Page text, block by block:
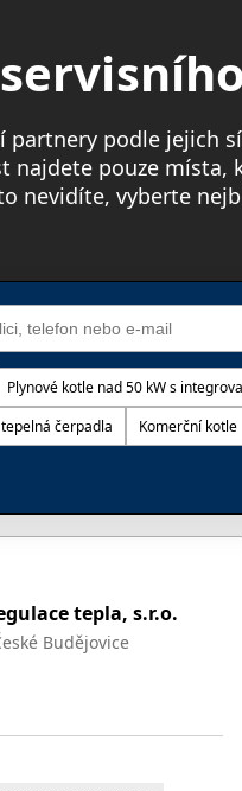
partnery podle jejich
najdete pouze místa,
nevidíte, vyberte
Plynové kotle nad 50 kW s
čerpadla Komerční kotle
tepla, s.r.o.
Budějovice